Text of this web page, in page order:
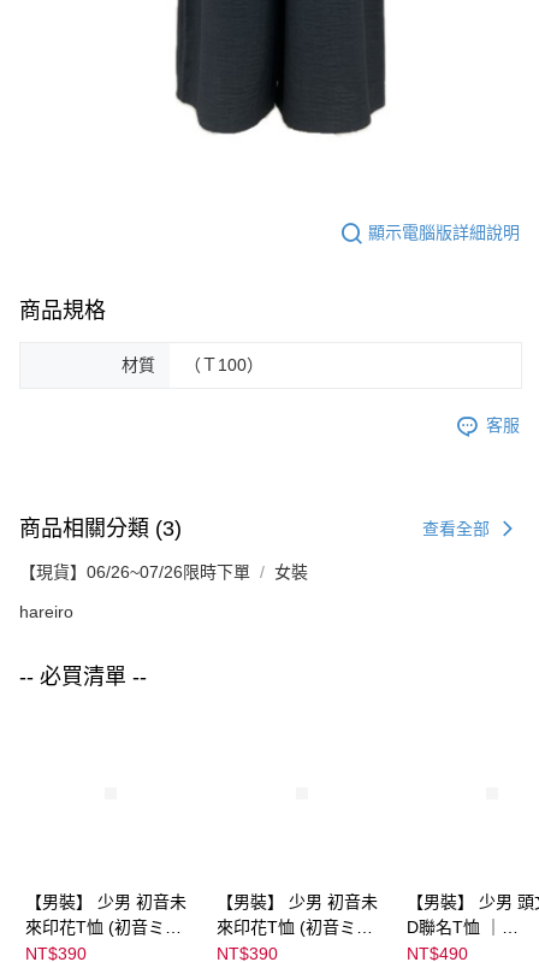
顯示電腦版詳細說明
商品規格
材質 （Ｔ100）
客服
商品相關分類 (3) 查看全部
【現貨】06/26~07/26限時下單 女裝
hareiro
-- 必買清單 --
【男裝】 少男 初音未
來印花T恤 (初音ミク)
｜
NT$390
【男裝】 少男 初音未
來印花T恤 (初音ミク)
｜
NT$390
【男裝】 少男
D聯名T恤 ｜
NT$490